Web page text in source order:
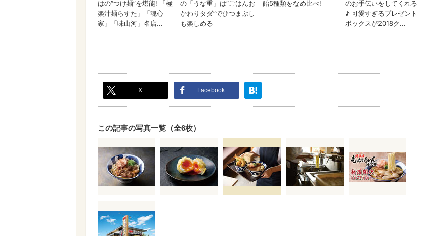
X Facebook
この記事の写真一覧（全6枚）